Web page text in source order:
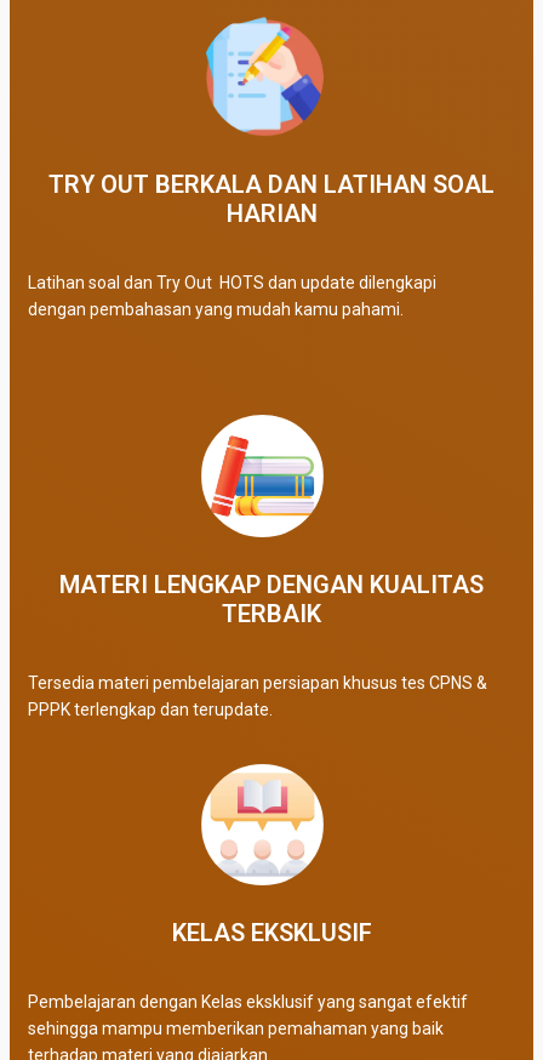
TRY OUT BERKALA DAN LATIHAN SOAL
HARIAN
Latihan soal dan Try Out HOTS dan update dilengkapi
dengan pembahasan yang mudah kamu pahami.
MATERI LENGKAP DENGAN KUALITAS
TERBAIK​
Tersedia materi pembelajaran persiapan khusus tes CPNS &
PPPK terlengkap dan terupdate.
KELAS EKSKLUSIF​
Pembelajaran dengan Kelas eksklusif yang sangat efektif
sehingga mampu memberikan pemahaman yang baik
terhadap materi yang diajarkan.